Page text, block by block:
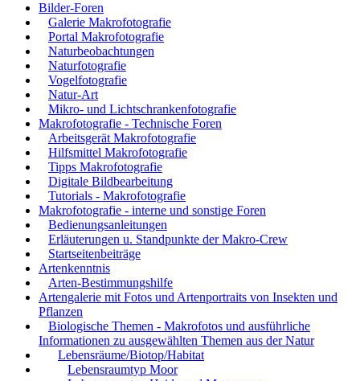
Bilder-Foren
Galerie Makrofotografie
Portal Makrofotografie
Naturbeobachtungen
Naturfotografie
Vogelfotografie
Natur-Art
Mikro- und Lichtschrankenfotografie
Makrofotografie - Technische Foren
Arbeitsgerät Makrofotografie
Hilfsmittel Makrofotografie
Tipps Makrofotografie
Digitale Bildbearbeitung
Tutorials - Makrofotografie
Makrofotografie - interne und sonstige Foren
Bedienungsanleitungen
Erläuterungen u. Standpunkte der Makro-Crew
Startseitenbeiträge
Artenkenntnis
Arten-Bestimmungshilfe
Artengalerie mit Fotos und Artenportraits von Insekten und
Pflanzen
Biologische Themen - Makrofotos und ausführliche
Informationen zu ausgewählten Themen aus der Natur
Lebensräume/Biotop/Habitat
Lebensraumtyp Moor